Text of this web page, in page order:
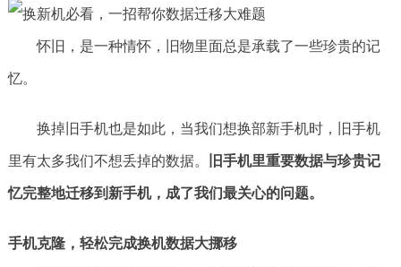
怀旧，是一种情怀，旧物里面总是承载了一些珍贵的记
忆。
换掉旧手机也是如此，当我们想换部新手机时，旧手机
里有太多我们不想丢掉的数据。 旧手机里重要数据与珍贵记
忆完整地迁移到新手机，成了我们最关心的问题。
手机克隆，轻松完成换机数据大挪移